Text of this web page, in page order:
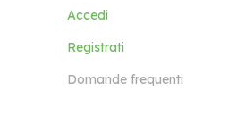
Accedi
Registrati
Domande frequenti